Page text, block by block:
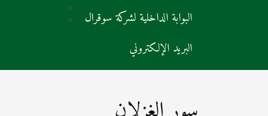
البوابة الداخلية لشركة سوقرال
البريد الإلكتروني